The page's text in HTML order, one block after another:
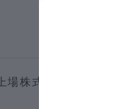
株式のバリュエー